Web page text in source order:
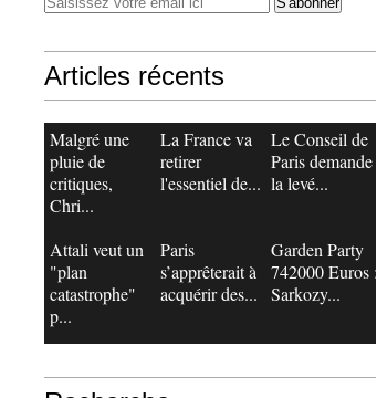
Articles récents
Malgré une
pluie de
critiques,
Chri...
La France va
retirer
l'essentiel de...
Le Conseil de
Paris demande
la levé...
Attali veut un
"plan
catastrophe"
p...
Paris
s’apprêterait à
acquérir des...
Garden Party
742000 Euros :
Sarkozy...